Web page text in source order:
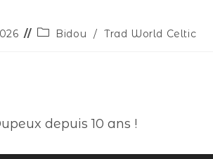
Bidou / Trad World Celtic
depuis 10 ans !